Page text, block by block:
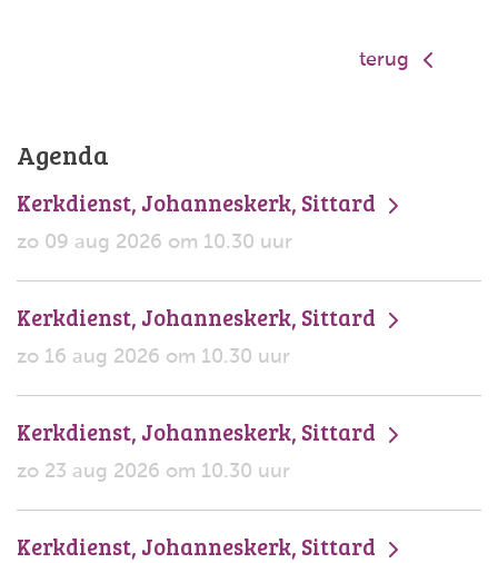
terug
Agenda
Kerkdienst, Johanneskerk, Sittard
zo 09 aug 2026 om 10.30 uur
Kerkdienst, Johanneskerk, Sittard
zo 16 aug 2026 om 10.30 uur
Kerkdienst, Johanneskerk, Sittard
zo 23 aug 2026 om 10.30 uur
Kerkdienst, Johanneskerk, Sittard